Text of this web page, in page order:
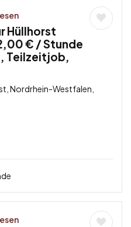
Hüllhorst
€ / Stunde
Teilzeitjob,
Nordrhein-Westfalen,